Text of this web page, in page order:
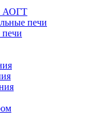
АОГТ
печи